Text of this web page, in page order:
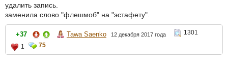
удалить запись.
заменила слово "флешмоб" на "эстафету".
+37 Tawa Saenko 12 декабря 2017 года
1301
1
75